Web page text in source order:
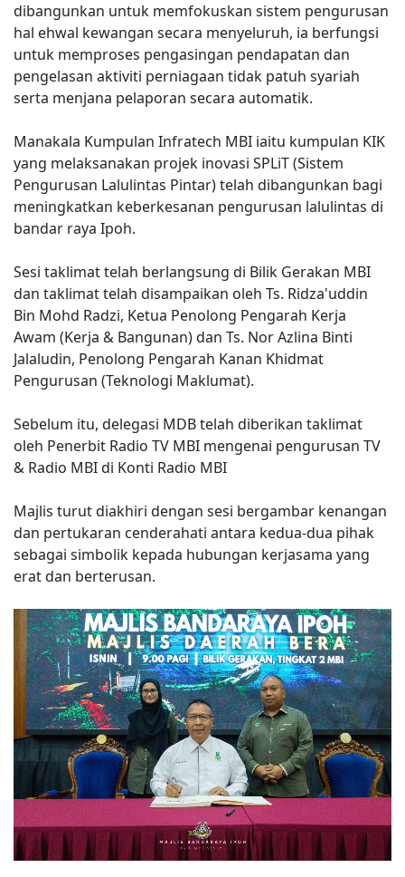
dibangunkan untuk memfokuskan sistem pengurusan
hal ehwal kewangan secara menyeluruh, ia berfungsi
untuk memproses pengasingan pendapatan dan
pengelasan aktiviti perniagaan tidak patuh syariah
serta menjana pelaporan secara automatik.
Manakala Kumpulan Infratech MBI iaitu kumpulan KIK
yang melaksanakan projek inovasi SPLiT (Sistem
Pengurusan Lalulintas Pintar) telah dibangunkan bagi
meningkatkan keberkesanan pengurusan lalulintas di
bandar raya Ipoh.
Sesi taklimat telah berlangsung di Bilik Gerakan MBI
dan taklimat telah disampaikan oleh Ts. Ridza'uddin
Bin Mohd Radzi, Ketua Penolong Pengarah Kerja
Awam (Kerja & Bangunan) dan Ts. Nor Azlina Binti
Jalaludin, Penolong Pengarah Kanan Khidmat
Pengurusan (Teknologi Maklumat).
Sebelum itu, delegasi MDB telah diberikan taklimat
oleh Penerbit Radio TV MBI mengenai pengurusan TV
& Radio MBI di Konti Radio MBI
Majlis turut diakhiri dengan sesi bergambar kenangan
dan pertukaran cenderahati antara kedua-dua pihak
sebagai simbolik kepada hubungan kerjasama yang
erat dan berterusan.